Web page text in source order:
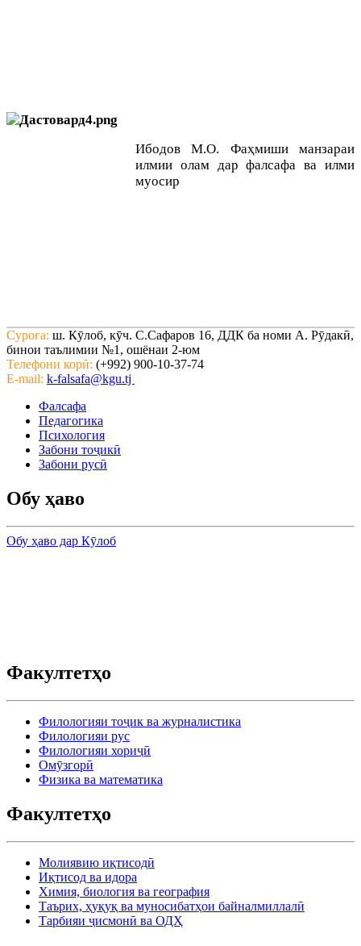
Ибодов М.О. Фаҳмиши манзараи
илмии олам дар фалсафа ва илми
муосир
Суроға: ш. Кӯлоб, кӯч. С.Сафаров 16, ДДК ба номи А. Рӯдакӣ,
бинои таълимии №1, ошёнаи 2-юм
Телефони корӣ: (+992) 900-10-37-74
E-mail: k-falsafa@kgu.tj
Фалсафа
Педагогика
Психология
Забони тоҷикӣ
Забони русӣ
Обу ҳаво
Обу ҳаво дар Кӯлоб
Факултетҳо
Филологияи тоҷик ва журналистика
Филологияи рус
Филологияи хориҷӣ
Омӯзгорӣ
Физика ва математика
Факултетҳо
Молиявию иқтисодӣ
Иқтисод ва идора
Химия, биология ва география
Таърих, ҳуқуқ ва муносибатҳои байналмиллалӣ
Тарбияи ҷисмонӣ ва ОДҲ